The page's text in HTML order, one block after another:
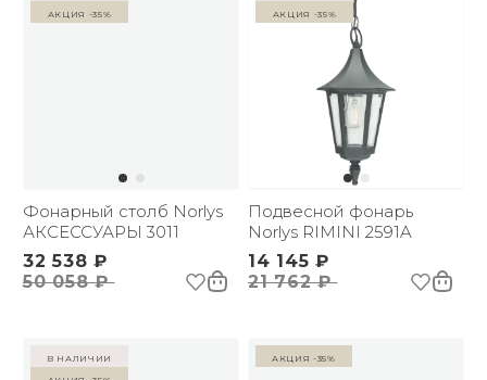
Акция -35%
Фонарный столб Norlys
АКСЕССУАРЫ 3011
32 538 ₽
50 058 ₽
Акция -35%
Подвесной фонарь
Norlys RIMINI 2591A
14 145 ₽
21 762 ₽
в наличии
Акция -35%